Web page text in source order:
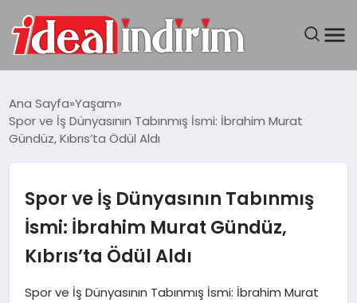
BILGISAYAR
SEYAHAT
TEKNOLOJI
YAŞAM
Ana Sayfa Yaşam
Spor ve İş Dünyasının Tabınmış İsmi: İbrahim Murat
Gündüz, Kıbrıs’ta Ödül Aldı
Spor ve İş Dünyasının Tabınmış
İsmi: İbrahim Murat Gündüz,
Kıbrıs’ta Ödül Aldı
Spor ve İş Dünyasının Tabınmış İsmi: İbrahim Murat